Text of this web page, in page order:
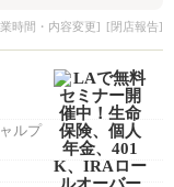
時間・内容変更] [閉店報告]
ルプ